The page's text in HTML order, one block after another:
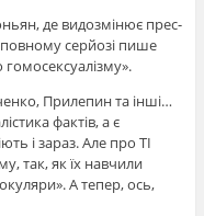
де видозмінює прес-
повному серйозі пише
Прилепин та інші…
фактів, а є
і зараз. Але про ТІ
так, як їх навчили
А тепер, ось,